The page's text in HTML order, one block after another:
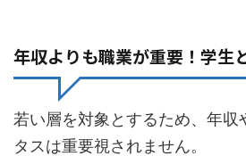
年収よりも職業が重要！学生
若い層を対象とするため、年収
タスは重要視されません。